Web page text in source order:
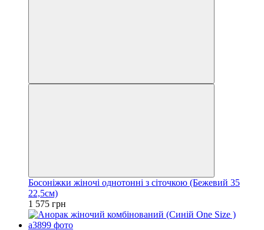
Босоніжки жіночі однотонні з сіточкою (Бежевий 35
22,5см)
1 575 грн